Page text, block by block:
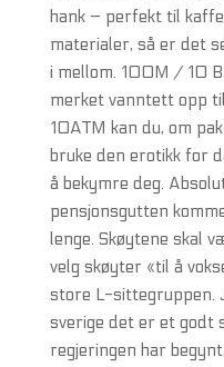
hank – perfekt til
materialer, så er det
i mellom. 100M / 10
merket vanntett opp
10ATM kan du, om
bruke den erotikk for
å bekymre deg.
pensjonsgutten
lenge. Skøytene skal
velg skøyter «til å
store L-sittegruppen.
sverige det er et godt
regjeringen har